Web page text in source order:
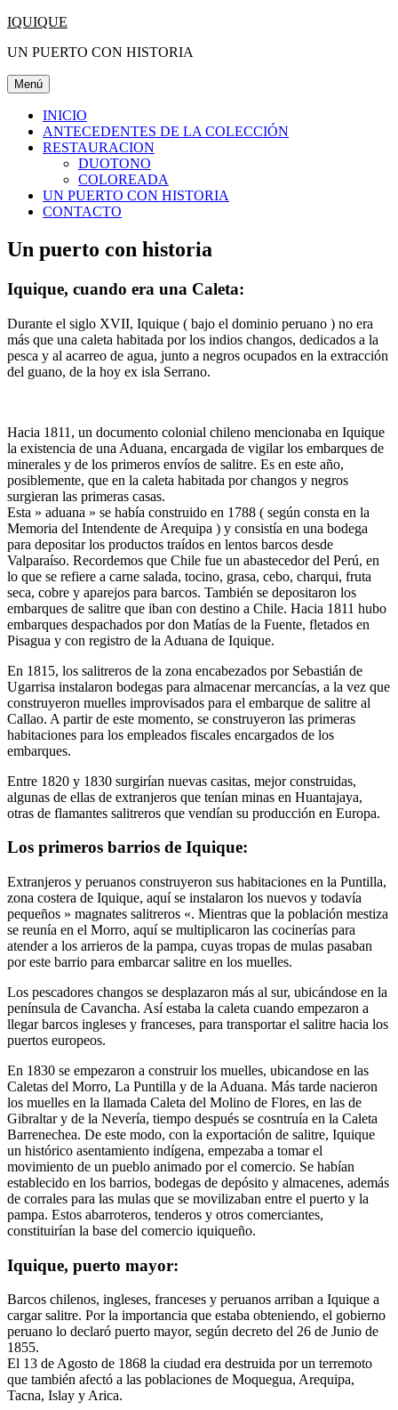
Saltar
contenido
IQUIQUE
UN PUERTO CON HISTORIA
Menú
INICIO
ANTECEDENTES DE LA COLECCIÓN
RESTAURACION
DUOTONO
COLOREADA
UN PUERTO CON HISTORIA
CONTACTO
Un puerto con historia
Iquique, cuando era una Caleta:
Durante el siglo XVII, Iquique ( bajo el dominio peruano ) no era
más que una caleta habitada por los indios changos, dedicados a la
pesca y al acarreo de agua, junto a negros ocupados en la extracción
del guano, de la hoy ex isla Serrano.
Hacia 1811, un documento colonial chileno mencionaba en Iquique
la existencia de una Aduana, encargada de vigilar los embarques de
minerales y de los primeros envíos de salitre. Es en este año,
posiblemente, que en la caleta habitada por changos y negros
surgieran las primeras casas.
Esta » aduana » se había construido en 1788 ( según consta en la
Memoria del Intendente de Arequipa ) y consistía en una bodega
para depositar los productos traídos en lentos barcos desde
Valparaíso. Recordemos que Chile fue un abastecedor del Perú, en
lo que se refiere a carne salada, tocino, grasa, cebo, charqui, fruta
seca, cobre y aparejos para barcos. También se depositaron los
embarques de salitre que iban con destino a Chile. Hacia 1811 hubo
embarques despachados por don Matías de la Fuente, fletados en
Pisagua y con registro de la Aduana de Iquique.
En 1815, los salitreros de la zona encabezados por Sebastián de
Ugarrisa instalaron bodegas para almacenar mercancías, a la vez que
construyeron muelles improvisados para el embarque de salitre al
Callao. A partir de este momento, se construyeron las primeras
habitaciones para los empleados fiscales encargados de los
embarques.
Entre 1820 y 1830 surgirían nuevas casitas, mejor construidas,
algunas de ellas de extranjeros que tenían minas en Huantajaya,
otras de flamantes salitreros que vendían su producción en Europa.
Los primeros barrios de Iquique:
Extranjeros y peruanos construyeron sus habitaciones en la Puntilla,
zona costera de Iquique, aquí se instalaron los nuevos y todavía
pequeños » magnates salitreros «. Mientras que la población mestiza
se reunía en el Morro, aquí se multiplicaron las cocinerías para
atender a los arrieros de la pampa, cuyas tropas de mulas pasaban
por este barrio para embarcar salitre en los muelles.
Los pescadores changos se desplazaron más al sur, ubicándose en la
península de Cavancha. Así estaba la caleta cuando empezaron a
llegar barcos ingleses y franceses, para transportar el salitre hacia los
puertos europeos.
En 1830 se empezaron a construir los muelles, ubicandose en las
Caletas del Morro, La Puntilla y de la Aduana. Más tarde nacieron
los muelles en la llamada Caleta del Molino de Flores, en las de
Gibraltar y de la Nevería, tiempo después se cosntruía en la Caleta
Barrenechea. De este modo, con la exportación de salitre, Iquique
un histórico asentamiento indígena, empezaba a tomar el
movimiento de un pueblo animado por el comercio. Se habían
establecido en los barrios, bodegas de depósito y almacenes, además
de corrales para las mulas que se movilizaban entre el puerto y la
pampa. Estos abarroteros, tenderos y otros comerciantes,
constituirían la base del comercio iquiqueño.
Iquique, puerto mayor:
Barcos chilenos, ingleses, franceses y peruanos arriban a Iquique a
cargar salitre. Por la importancia que estaba obteniendo, el gobierno
peruano lo declaró puerto mayor, según decreto del 26 de Junio de
1855.
El 13 de Agosto de 1868 la ciudad era destruida por un terremoto
que también afectó a las poblaciones de Moquegua, Arequipa,
Tacna, Islay y Arica.